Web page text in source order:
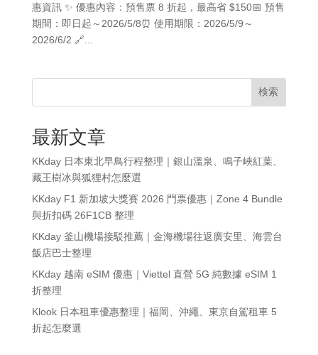
惠資訊 ✨ 優惠內容：預售票 8 折起，最高省 $150📅 預售
期間：即日起～2026/5/8⏰ 使用期限：2026/5/9～
2026/6/2 🔗...
検索
最新文章
KKday 日本東北早鳥行程整理｜銀山溫泉、鳴子峽紅葉、
藏王樹冰與狐狸村怎麼選
KKday F1 新加坡大獎賽 2026 門票優惠｜Zone 4 Bundle
與折扣碼 26F1CB 整理
KKday 釜山機場接駁推薦｜金海機場往返廣安里、海雲台
飯店巴士整理
KKday 越南 eSIM 優惠｜Viettel 直營 5G 純數據 eSIM 1
折整理
Klook 日本租車優惠整理｜福岡、沖繩、東京自駕租車 5
折起怎麼選